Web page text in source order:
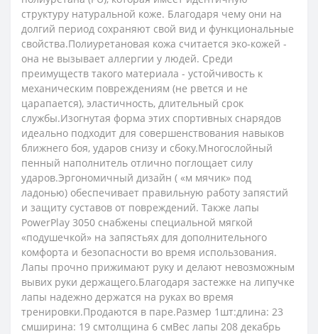
структуру натуральной коже. Благодаря чему они на
долгий период сохраняют свой вид и функциональные
свойства.Полиуретановая кожа считается эко-кожей -
она ​​не вызывает аллергии у людей. Среди
преимуществ такого материала - устойчивость к
механическим повреждениям (не рвется и не
царапается), эластичность, длительный срок
службы.Изогнутая форма этих спортивных снарядов
идеально подходит для совершенствования навыков
ближнего боя, ударов снизу и сбоку.Многослойный
пенный наполнитель отлично поглощает силу
ударов.Эргономичный дизайн ( «м мячик» под
ладонью) обеспечивает правильную работу запястий
и защиту суставов от повреждений. Также лапы
PowerPlay 3050 снабжены специальной мягкой
«подушечкой» на запястьях для дополнительного
комфорта и безопасности во время использования.
Лапы прочно прижимают руку и делают невозможным
вывих руки держащего.Благодаря застежке на липучке
лапы надежно держатся на руках во время
тренировки.Продаются в паре.Размер 1шт:длина: 23
смширина: 19 смтолщина 6 смВес лапы 208 декабрь